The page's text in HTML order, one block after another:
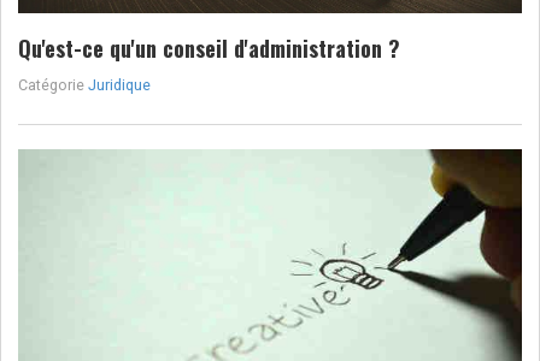
Qu'est-ce qu'un conseil d'administration ?
Catégorie Juridique